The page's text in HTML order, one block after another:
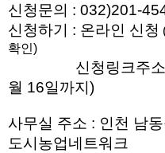
신청문의 : 032)201-
신청하기 : 온라인 신청
확인)
신청링크주소
월 16일까지)
사무실 주소 : 인천 남
도시농업네트워크